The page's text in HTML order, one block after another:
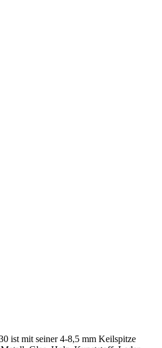
ist mit seiner 4-8,5 mm Keilspitze